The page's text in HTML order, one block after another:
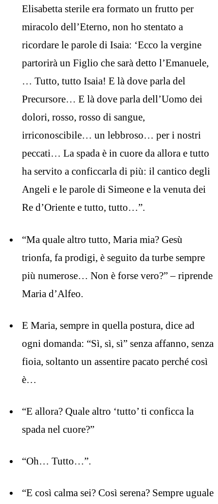
Elisabetta sterile era formato un frutto per
miracolo dell’Eterno, non ho stentato a
ricordare le parole di Isaia: ‘Ecco la vergine
partorirà un Figlio che sarà detto l’Emanuele,
… Tutto, tutto Isaia! E là dove parla del
Precursore… E là dove parla dell’Uomo dei
dolori, rosso, rosso di sangue,
irriconoscibile… un lebbroso… per i nostri
peccati… La spada è in cuore da allora e tutto
ha servito a conficcarla di più: il cantico degli
Angeli e le parole di Simeone e la venuta dei
Re d’Oriente e tutto, tutto…”.
“Ma quale altro tutto, Maria mia? Gesù
trionfa, fa prodigi, è seguito da turbe sempre
più numerose… Non è forse vero?” – riprende
Maria d’Alfeo.
E Maria, sempre in quella postura, dice ad
ogni domanda: “Sì, sì, sì” senza affanno, senza
fioia, soltanto un assentire pacato perché così
è…
“E allora? Quale altro ‘tutto’ ti conficca la
spada nel cuore?”
“Oh… Tutto…”.
“E così calma sei? Così serena? Sempre uguale